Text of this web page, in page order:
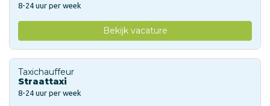
8-24 uur per week
Bekijk vacature
Taxichauffeur
Straattaxi
8-24 uur per week